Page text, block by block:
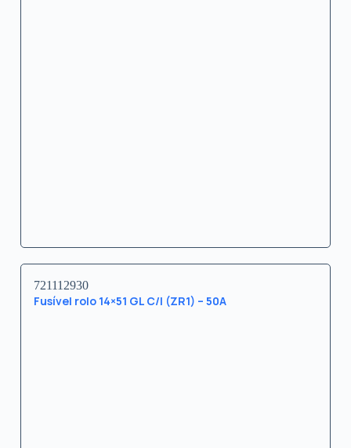
721112930
Fusível rolo 14×51 GL C/I (ZR1) – 50A